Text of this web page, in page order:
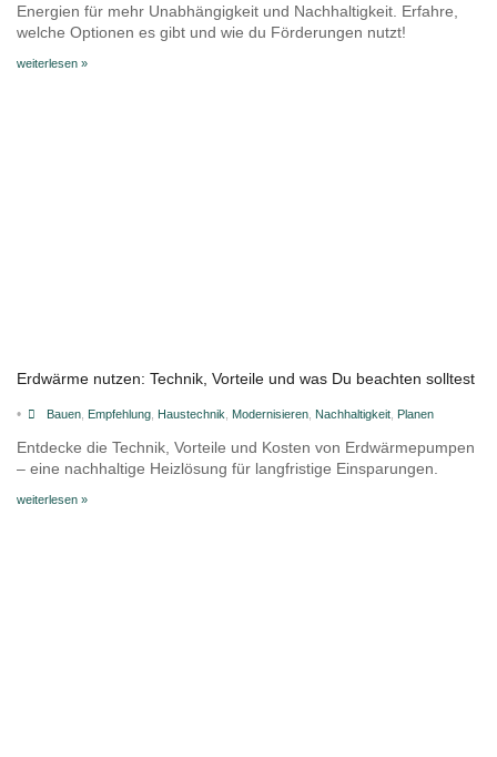
Energien für mehr Unabhängigkeit und Nachhaltigkeit. Erfahre,
welche Optionen es gibt und wie du Förderungen nutzt!
weiterlesen »
Erdwärme nutzen: Technik, Vorteile und was Du beachten solltest
• Bauen, Empfehlung, Haustechnik Modernisieren, Nachhaltigkeit, Planen
Entdecke die Technik, Vorteile und Kosten von Erdwärmepumpen
– eine nachhaltige Heizlösung für langfristige Einsparungen.
weiterlesen »